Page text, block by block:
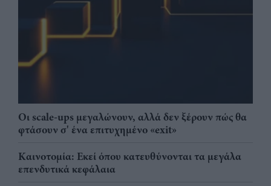
Οι scale-ups μεγαλώνουν, αλλά δεν ξέρουν πώς θα
φτάσουν σ' ένα επιτυχημένο «exit»
Καινοτομία: Εκεί όπου κατευθύνονται τα μεγάλα
επενδυτικά κεφάλαια